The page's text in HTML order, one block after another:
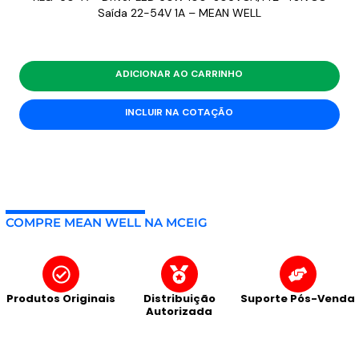
Saída 22-54V 1A – MEAN WELL
ADICIONAR AO CARRINHO
INCLUIR NA COTAÇÃO
COMPRE MEAN WELL NA MCEIG
Produtos Originais
Distribuição
Autorizada
Suporte Pós-Venda